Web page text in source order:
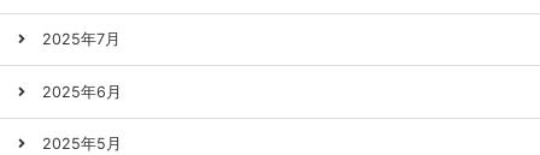
2025年7月
2025年6月
2025年5月